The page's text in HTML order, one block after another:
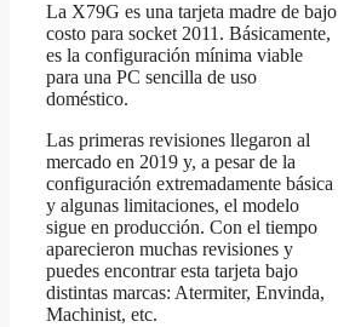
La X79G es una tarjeta madre de bajo
costo para socket 2011. Básicamente,
es la configuración mínima viable
para una PC sencilla de uso
doméstico.
Las primeras revisiones llegaron al
mercado en 2019 y, a pesar de la
configuración extremadamente básica
y algunas limitaciones, el modelo
sigue en producción. Con el tiempo
aparecieron muchas revisiones y
puedes encontrar esta tarjeta bajo
distintas marcas: Atermiter, Envinda,
Machinist, etc.